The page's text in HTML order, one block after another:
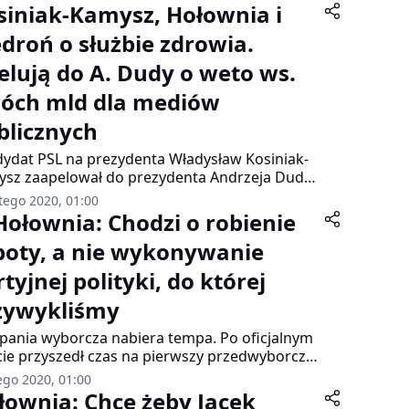
Kamysz, Hołownia i
o służbie zdrowia.
do A. Dudy o weto ws.
mld dla mediów
PSL na prezydenta Władysław Kosiniak-
zaapelował do prezydenta Andrzeja Dudy
ustawy ws. dwóch miliardów
dla mediów rządowych i
tych środków na onkologię. –
panu prezydentowi – stwierdził,
przygotowaną przez PSL poprawkę
2020, 01:00
Chodzi o robienie
a nie wykonywanie
polityki, do której
wyborcza nabiera tempa. Po oficjalnym
przyszedł czas na pierwszy przedwyborczy
Sami kandydaci, ale też ich partyjni
będą rozmawiać z wyborcami w wielu
2020, 01:00
Chcę żeby Jacek